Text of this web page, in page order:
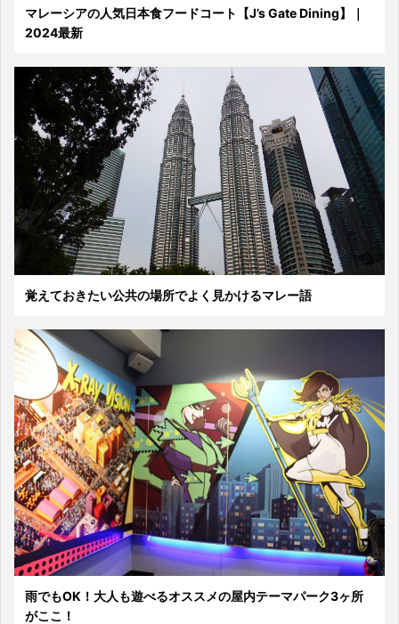
マレーシアの人気日本食フードコート【J’s Gate Dining】｜
2024最新
覚えておきたい公共の場所でよく見かけるマレー語
雨でもOK！大人も遊べるオススメの屋内テーマパーク3ヶ所
がここ！